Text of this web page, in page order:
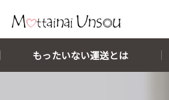
メインコンテンツに移動
もったいない運送とは